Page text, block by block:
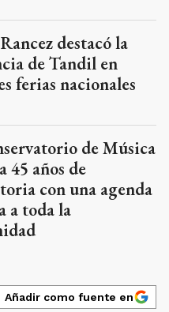
destacó la
de Tandil en
ferias nacionales
de Música
45 años de
con una agenda
a toda la
Añadir como fuente en